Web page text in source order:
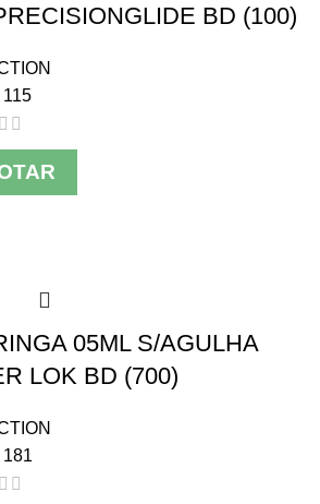
BD (100)
115
05ML S/AGULHA
LOK BD (700)
181